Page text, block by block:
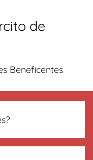
de
Beneficentes